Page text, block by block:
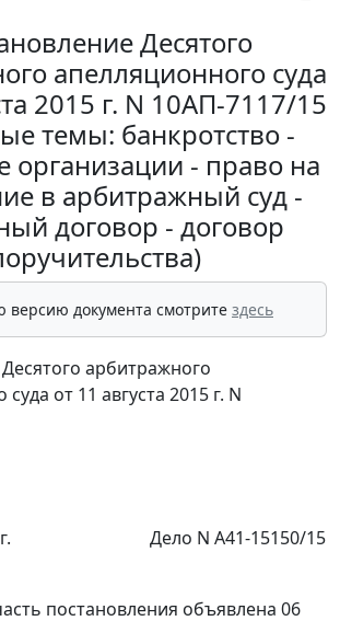
Десятого
апелляционного суда
2015 г. N 10АП-7117/15
темы: банкротство -
организации - право на
в арбитражный суд -
договор - договор
версию документа смотрите здесь
арбитражного
от 11 августа 2015 г. N
Дело N А41-15150/15
постановления объявлена 06